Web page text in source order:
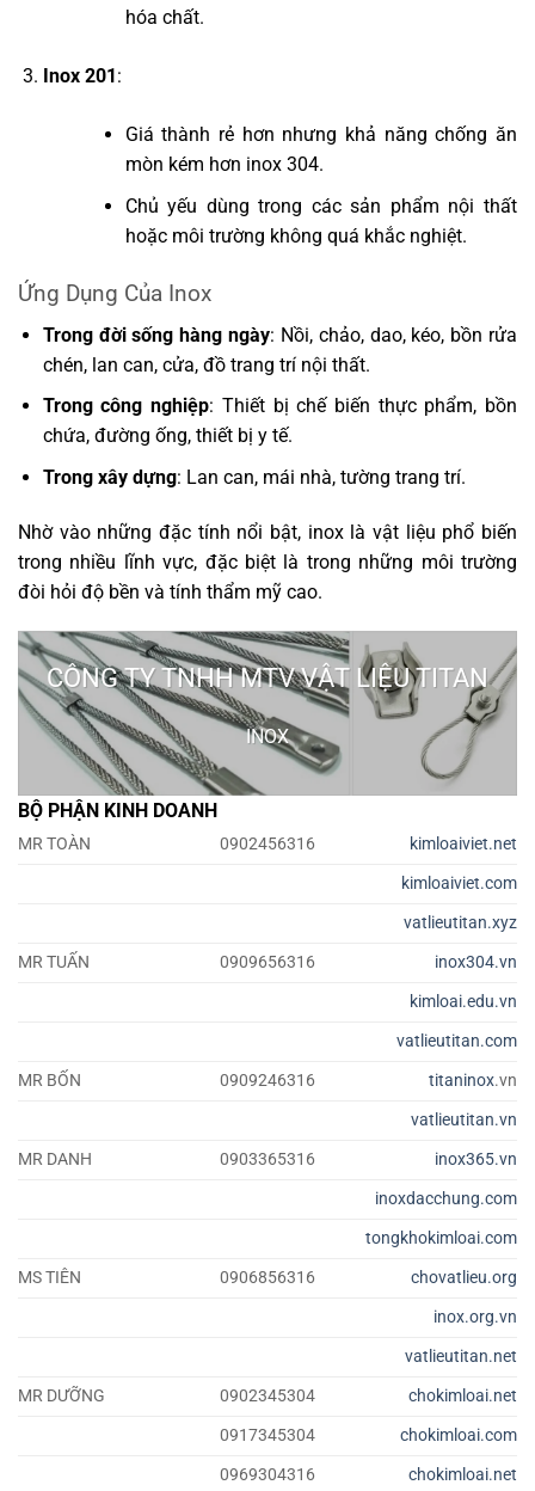
hóa chất.
Inox 201 :
Giá thành rẻ hơn nhưng khả năng chống ăn
mòn kém hơn inox 304.
Chủ yếu dùng trong các sản phẩm nội thất
hoặc môi trường không quá khắc nghiệt.
Ứng Dụng Của Inox
Trong đời sống hàng ngày: Nồi, chảo, dao, kéo, bồn rửa
chén, lan can, cửa, đồ trang trí nội thất.
Trong công nghiệp: Thiết bị chế biến thực phẩm, bồn
chứa, đường ống, thiết bị y tế.
Trong xây dựng: Lan can, mái nhà, tường trang trí.
Nhờ vào những đặc tính nổi bật, inox là vật liệu phổ biến
trong nhiều lĩnh vực, đặc biệt là trong những môi trường
đòi hỏi độ bền và tính thẩm mỹ cao.
CÔNG TY TNHH MTV VẬT LIỆU TITAN
INOX
BỘ PHẬN KINH DOANH
MR TOÀN 0902456316
kimloaiviet.net
kimloaiviet.com
vatlieutitan.xyz
MR TUẤN
0909656316
inox304.vn
kimloai.edu.vn
vatlieutitan.com
MR BỐN
0909246316 titaninox.vn
vatlieutitan.vn
MR DANH
0903365316
inox365.vn
inoxdacchung.com
tongkhokimloai.com
MS TIÊN
0906856316
chovatlieu.org
inox.org.vn
vatlieutitan.net
MR DƯỠNG
0902345304
chokimloai.net
0917345304
chokimloai.com
0969304316
chokimloai.net